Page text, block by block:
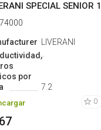
SPECIAL SENIOR
LIVERANI
por
7.2
0